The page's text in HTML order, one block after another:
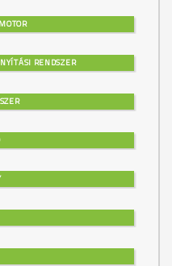
RENDSZER